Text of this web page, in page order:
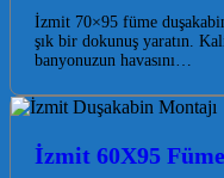
İzmit 70×95 füme
şık bir dokunuş yaratın.
banyonuzun havasını…
İzmit 60X95